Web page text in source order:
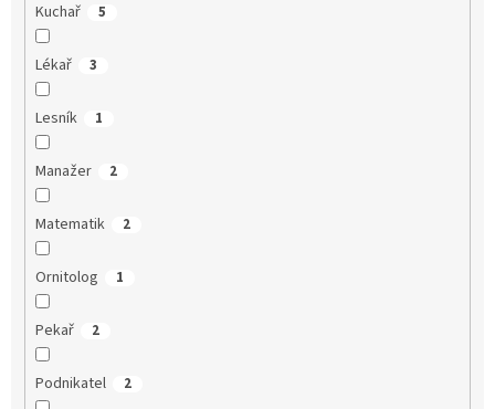
Kuchař 5
Lékař 3
Lesník 1
Manažer 2
Matematik 2
Ornitolog 1
Pekař 2
Podnikatel 2